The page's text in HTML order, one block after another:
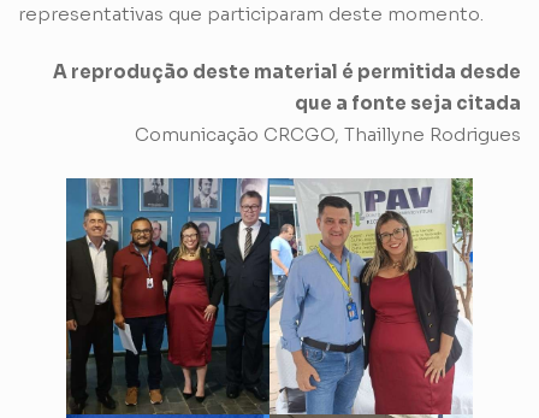
representativas que participaram deste momento.
A reprodução deste material é permitida desde
que a fonte seja citada
Comunicação CRCGO, Thaillyne Rodrigues